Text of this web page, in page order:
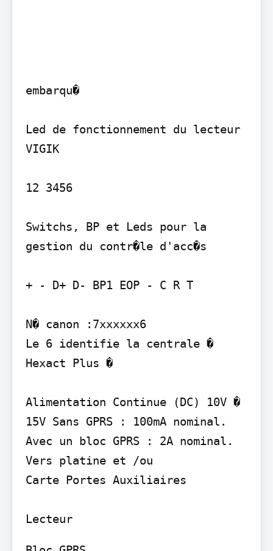
embarqu�
Led de fonctionnement du lecteur
VIGIK
12 3456
Switchs, BP et Leds pour la
gestion du contr�le d'acc�s
+ - D+ D- BP1 EOP - C R T
N� canon :7xxxxxx6
Le 6 identifie la centrale �
Hexact Plus �
Alimentation Continue (DC) 10V �
15V Sans GPRS : 100mA nominal.
Avec un bloc GPRS : 2A nominal.
Vers platine et /ou
Carte Portes Auxiliaires
Lecteur